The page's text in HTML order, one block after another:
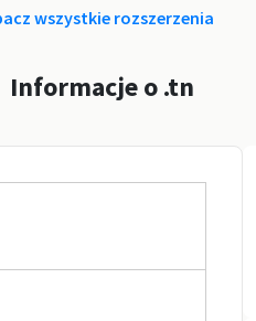
wszystkie rozszerzenia
Informacje o .tn